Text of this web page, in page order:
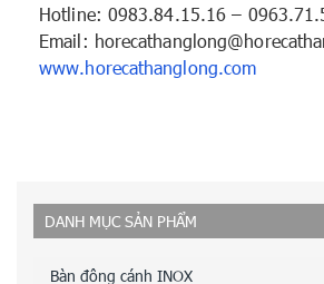
Hotline: 0983.84.15.16 –
Email:
www.horecathanglong.com
DANH MỤC SẢN PHẨM
Bàn đông cánh INOX